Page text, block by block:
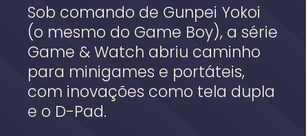
Sob comando de Gunpei Yokoi
(o mesmo do Game Boy), a série
Game & Watch abriu caminho
para minigames e portáteis,
com inovações como tela dupla
e o D-Pad.